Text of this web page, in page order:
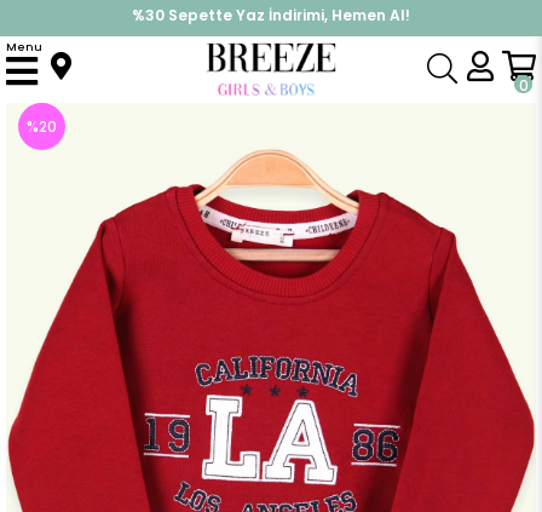
%30 Sepette Yaz İndirimi, Hemen Al!
İndirimlere ek %10 İndirimi Kap, Hemen Üye Ol!
0
Menu
Anasayfa Üst Giyim Sweatshirt Erkek Bebek Sweatshirt Nakışlı Bordo (1.5 Yaş)
%20